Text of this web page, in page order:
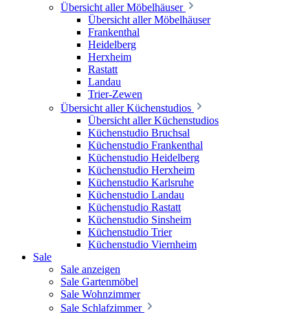
Übersicht aller Möbelhäuser
Übersicht aller Möbelhäuser
Frankenthal
Heidelberg
Herxheim
Rastatt
Landau
Trier-Zewen
Übersicht aller Küchenstudios
Übersicht aller Küchenstudios
Küchenstudio Bruchsal
Küchenstudio Frankenthal
Küchenstudio Heidelberg
Küchenstudio Herxheim
Küchenstudio Karlsruhe
Küchenstudio Landau
Küchenstudio Rastatt
Küchenstudio Sinsheim
Küchenstudio Trier
Küchenstudio Viernheim
Sale
Sale anzeigen
Sale Gartenmöbel
Sale Wohnzimmer
Sale Schlafzimmer